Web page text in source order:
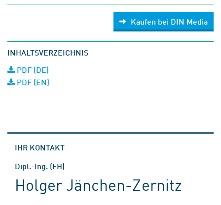
Kaufen bei DIN Media
INHALTSVERZEICHNIS
PDF (DE)
PDF (EN)
IHR KONTAKT
Dipl.-Ing. (FH)
Holger Jänchen-Zernitz